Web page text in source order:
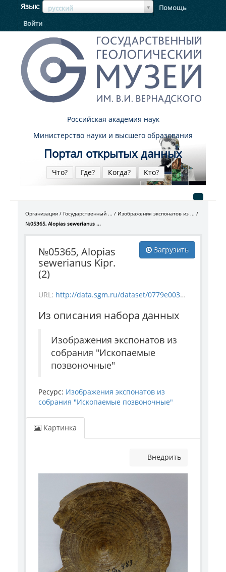
Язык русский
ЯзыкЯзык
Помощь
Войти
Российская академия наук
Министерство науки и высшего образования
Портал открытых данных
Что? Где? Когда? Кто?
Организации Государственный ...
Изображения экспонатов из ...
№05365, Alopias sewerianus ...
Загрузить
№05365, Alopias
sewerianus Kipr.
(2)
URL: http://data.sgm.ru/dataset/0779e003-a6be-4363-bd84-0ae696d3d0ba/resource/c2645a43-4253-4fb1-aab7-ebab839f6579/download/5365b.jpg
Из описания набора данных
Изображения экспонатов из
собрания "Ископаемые
позвоночные"
Ресурс: Изображения экспонатов из
собрания "Ископаемые позвоночные"
Картинка
Внедрить